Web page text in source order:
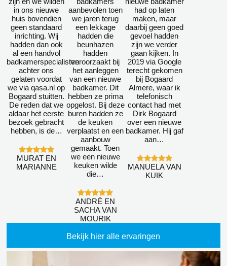
in ons nieuwe
huis bovendien
geen standaard
inrichting. Wij
hadden dan ook
al een handvol
badkamerspecialisten
achter ons
gelaten voordat
we via qasa.nl op
Bogaard stuitten.
De reden dat we
aldaar het eerste
bezoek gebracht
hebben, is de…
MURAT EN
MARIANNE
aanbevolen toen
we jaren terug
een lekkage
hadden die
beunhazen
hadden
veroorzaakt bij
het aanleggen
van een nieuwe
badkamer. Dit
hebben ze prima
opgelost. Bij deze
buren hadden ze
de keuken
verplaatst en een
aanbouw
gemaakt. Toen
we een nieuwe
keuken wilde
die…
ANDRÉ EN
SACHA VAN
MOURIK
had op laten
maken, maar
daarbij geen goed
gevoel hadden
zijn we verder
gaan kijken. In
2019 via Google
terecht gekomen
bij Bogaard
Almere, waar ik
telefonisch
contact had met
Dirk Bogaard
over een nieuwe
badkamer. Hij gaf
aan…
MANUELA VAN
KUIK
Bekijk hier alle ervaringen